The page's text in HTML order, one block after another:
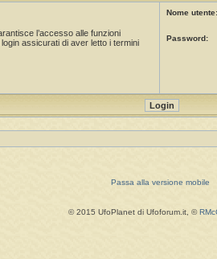
l’accesso alle funzioni
assicurati di aver letto i termini
Nome utente:
Password:
Passa alla versione mobile
© 2015 UfoPlanet di Ufoforum.it, ©